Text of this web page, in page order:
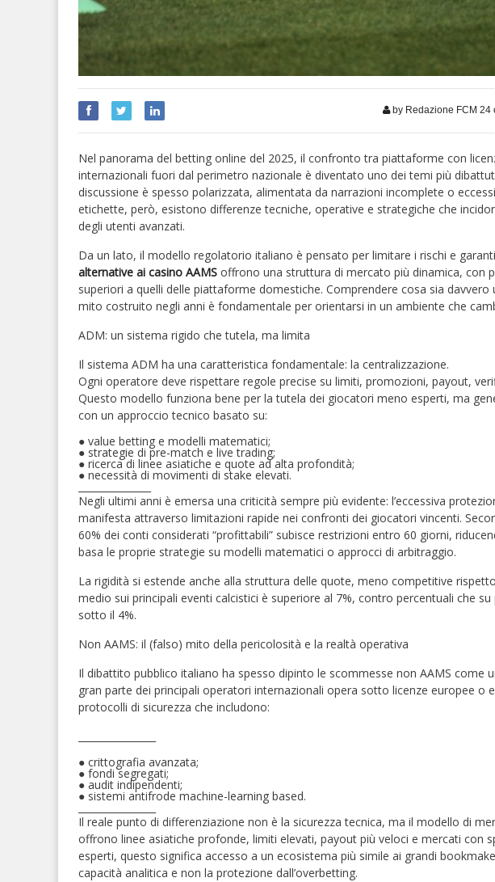
by Redazione FCM 24
Nel panorama del betting online del 2025, il confronto tra piattaforme con
internazionali fuori dal perimetro nazionale è diventato uno dei temi più
discussione è spesso polarizzata, alimentata da narrazioni incomplete o
etichette, però, esistono differenze tecniche, operative e strategiche che
degli utenti avanzati.
Da un lato, il modello regolatorio italiano è pensato per limitare i rischi e
alternative ai casino AAMS offrono una struttura di mercato più dinamica, con
superiori a quelli delle piattaforme domestiche. Comprendere cosa sia davvero
mito costruito negli anni è fondamentale per orientarsi in un ambiente che
ADM: un sistema rigido che tutela, ma limita
Il sistema ADM ha una caratteristica fondamentale: la centralizzazione.
Ogni operatore deve rispettare regole precise su limiti, promozioni, payout,
Questo modello funziona bene per la tutela dei giocatori meno esperti, ma
con un approccio tecnico basato su:
● value betting e modelli matematici;
● strategie di pre-match e live trading;
● ricerca di linee asiatiche e quote ad alta profondità;
● necessità di movimenti di stake elevati.
Negli ultimi anni è emersa una criticità sempre più evidente: l’eccessiva
manifesta attraverso limitazioni rapide nei confronti dei giocatori vincenti.
60% dei conti considerati “profittabili” subisce restrizioni entro 60 giorni,
basa le proprie strategie su modelli matematici o approcci di arbitraggio.
La rigidità si estende anche alla struttura delle quote, meno competitive
medio sui principali eventi calcistici è superiore al 7%, contro percentuali che
sotto il 4%.
Non AAMS: il (falso) mito della pericolosità e la realtà operativa
Il dibattito pubblico italiano ha spesso dipinto le scommesse non AAMS come
gran parte dei principali operatori internazionali opera sotto licenze europee o
protocolli di sicurezza che includono:
● crittografia avanzata;
● fondi segregati;
● audit indipendenti;
● sistemi antifrode machine-learning based.
Il reale punto di differenziazione non è la sicurezza tecnica, ma il modello di
offrono linee asiatiche profonde, limiti elevati, payout più veloci e mercati con
esperti, questo significa accesso a un ecosistema più simile ai grandi
capacità analitica e non la protezione dall’overbetting.